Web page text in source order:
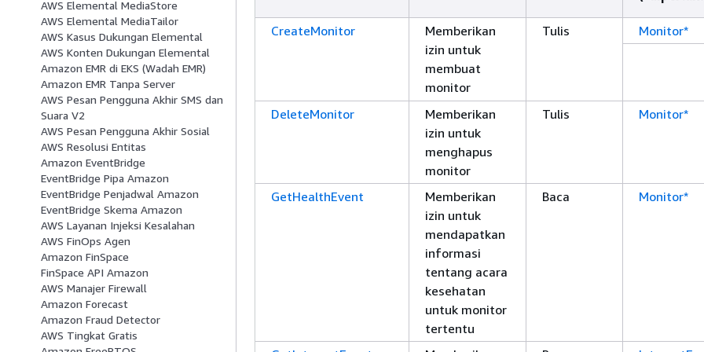
AWS Elemental MediaStore
AWS Elemental MediaTailor
AWS Kasus Dukungan Elemental
AWS Konten Dukungan Elemental
Amazon EMR di EKS (Wadah EMR)
Amazon EMR Tanpa Server
AWS Pesan Pengguna Akhir SMS dan
Suara V2
AWS Pesan Pengguna Akhir Sosial
AWS Resolusi Entitas
Amazon EventBridge
EventBridge Pipa Amazon
EventBridge Penjadwal Amazon
EventBridge Skema Amazon
AWS Layanan Injeksi Kesalahan
AWS FinOps Agen
Amazon FinSpace
FinSpace API Amazon
AWS Manajer Firewall
Amazon Forecast
Amazon Fraud Detector
AWS Tingkat Gratis
CreateMonitor
Memberikan
izin untuk
membuat
monitor
Tulis
Monitor*
DeleteMonitor
Memberikan
izin untuk
menghapus
monitor
Tulis Monitor*
GetHealthEvent
Memberikan
izin untuk
mendapatkan
informasi
tentang acara
kesehatan
untuk monitor
tertentu
Baca Monitor*